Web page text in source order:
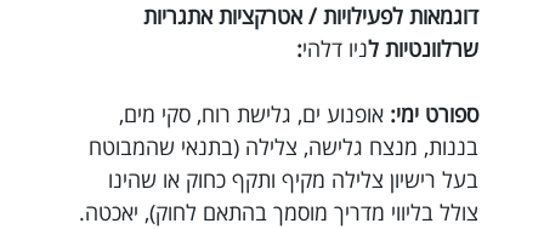
דוגמאות לפעילויות / אטרקציות אתגריות
שרלוונטיות לניו דלהי:
ספורט ימי: אופנוע ים, גלישת רוח, סקי מים,
בננות, מנצח גלישה, צלילה (בתנאי שהמבוטח
בעל רישיון צלילה מקיף ותקף כחוק או שהינו
צולל בליווי מדריך מוסמך בהתאם לחוק), יאכטה.